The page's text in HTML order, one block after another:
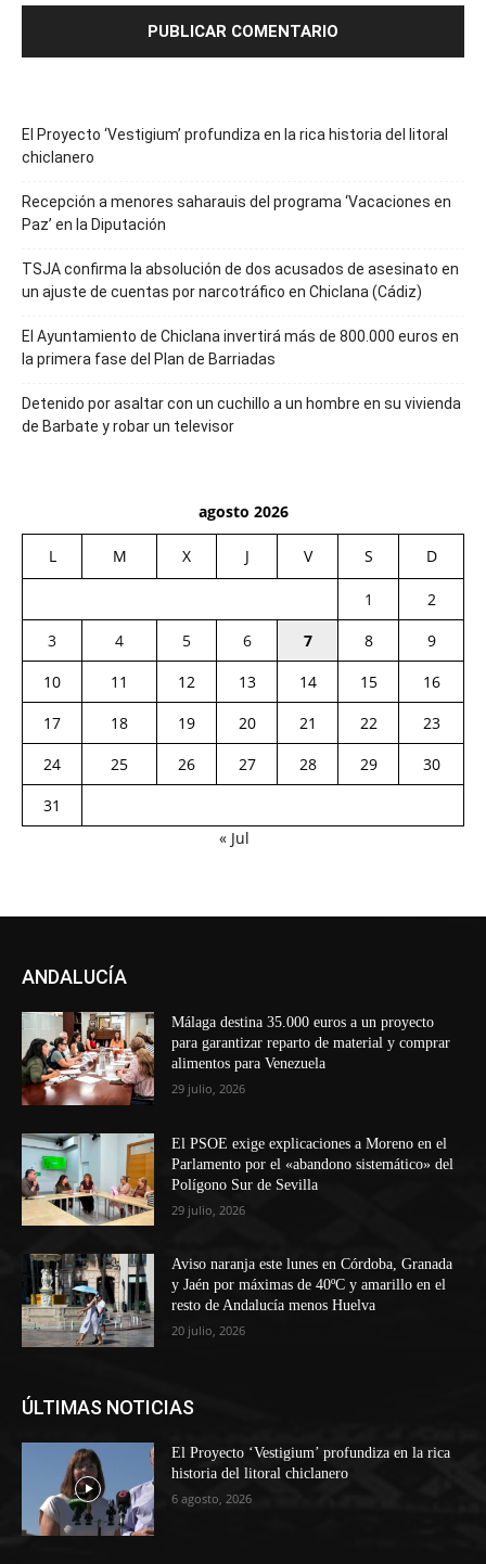
El Proyecto ‘Vestigium’ profundiza en la rica historia del litoral
chiclanero
Recepción a menores saharauis del programa ‘Vacaciones en
Paz’ en la Diputación
TSJA confirma la absolución de dos acusados de asesinato en
un ajuste de cuentas por narcotráfico en Chiclana (Cádiz)
El Ayuntamiento de Chiclana invertirá más de 800.000 euros en
la primera fase del Plan de Barriadas
Detenido por asaltar con un cuchillo a un hombre en su vivienda
de Barbate y robar un televisor
agosto 2026
L M X J V S D
1
2
3
4 5 6 7 8
9
10
11 12 13 14 15
16
17
18 19 20 21 22
23
24
25 26 27 28 29
30
31
« Jul
ANDALUCÍA
Málaga destina 35.000 euros a un proyecto
para garantizar reparto de material y comprar
alimentos para Venezuela
29 julio, 2026
El PSOE exige explicaciones a Moreno en el
Parlamento por el «abandono sistemático» del
Polígono Sur de Sevilla
29 julio, 2026
Aviso naranja este lunes en Córdoba, Granada
y Jaén por máximas de 40ºC y amarillo en el
resto de Andalucía menos Huelva
20 julio, 2026
ÚLTIMAS NOTICIAS
El Proyecto ‘Vestigium’ profundiza en la rica
historia del litoral chiclanero
6 agosto, 2026